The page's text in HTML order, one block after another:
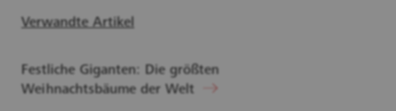
Verwandte Artikel
Festliche Giganten: Die größten
Weihnachtsbäume der Welt